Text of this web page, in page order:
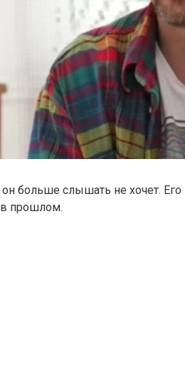
он больше слышать не хочет. Его
в прошлом.